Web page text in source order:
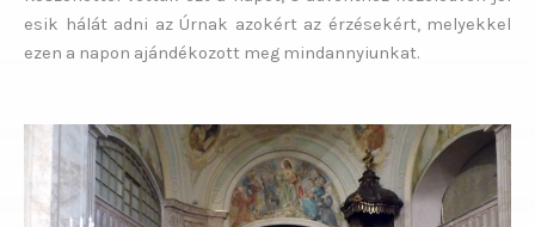
esik hálát adni az Úrnak azokért az érzésekért, melyekkel
ezen a napon ajándékozott meg mindannyiunkat.